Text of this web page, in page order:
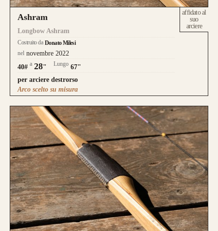
Ashram
Longbow Ashram
Costruito da Donato Milesi
nel novembre 2022
40# a 28" Lungo 67"
per arciere destrorso
affidato al
suo
arciere
Arco scelto su misura